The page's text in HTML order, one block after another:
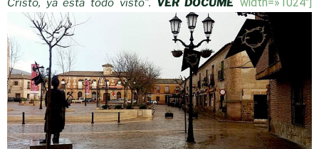
Cristo, ya está todo visto”. VER DOCUME